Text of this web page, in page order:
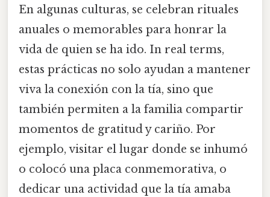
En algunas culturas, se celebran rituales
anuales o memorables para honrar la
vida de quien se ha ido. In real terms,
estas prácticas no solo ayudan a mantener
viva la conexión con la tía, sino que
también permiten a la familia compartir
momentos de gratitud y cariño. Por
ejemplo, visitar el lugar donde se inhumó
o colocó una placa conmemorativa, o
dedicar una actividad que la tía amaba